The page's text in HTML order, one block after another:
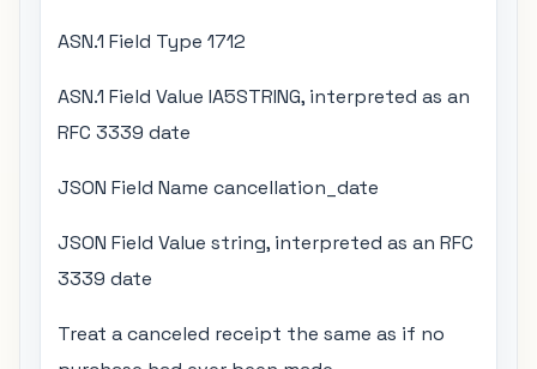
ASN.1 Field Type 1712
ASN.1 Field Value IA5STRING, interpreted as an
RFC 3339 date
JSON Field Name cancellation_date
JSON Field Value string, interpreted as an RFC
3339 date
Treat a canceled receipt the same as if no